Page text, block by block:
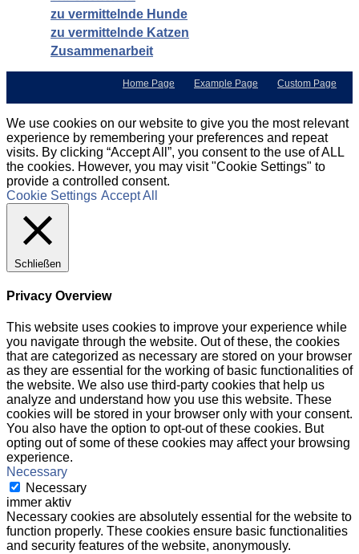
zu vermittelnde Hunde
zu vermittelnde Katzen
Zusammenarbeit
Home Page Example Page Custom Page
We use cookies on our website to give you the most relevant
experience by remembering your preferences and repeat
visits. By clicking “Accept All”, you consent to the use of ALL
the cookies. However, you may visit "Cookie Settings" to
provide a controlled consent.
Cookie Settings Accept All
Schließen
Privacy Overview
This website uses cookies to improve your experience while
you navigate through the website. Out of these, the cookies
that are categorized as necessary are stored on your browser
as they are essential for the working of basic functionalities of
the website. We also use third-party cookies that help us
analyze and understand how you use this website. These
cookies will be stored in your browser only with your consent.
You also have the option to opt-out of these cookies. But
opting out of some of these cookies may affect your browsing
experience.
Necessary
Necessary
immer aktiv
Necessary cookies are absolutely essential for the website to
function properly. These cookies ensure basic functionalities
and security features of the website, anonymously.